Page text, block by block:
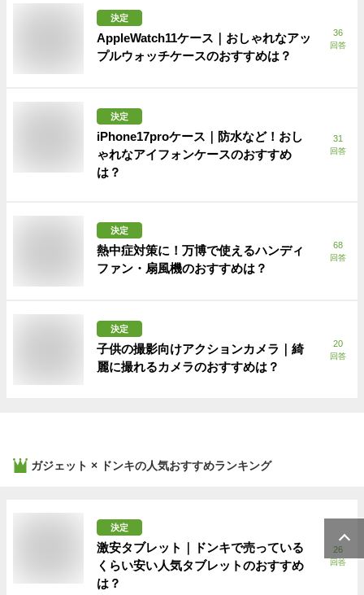
決定
AppleWatch11ケース｜おしゃれなアッ
プルウォッチケースのおすすめは？
36
回答
決定
iPhone17proケース｜防水など！おし
ゃれなアイフォンケースのおすすめ
は？
31
回答
決定
熱中症対策に！万博で使えるハンディ
ファン・扇風機のおすすめは？
68
回答
決定
子供の撮影向けアクションカメラ｜綺
麗に撮れるカメラのおすすめは？
20
回答
ガジェット × ドンキの人気おすすめランキング
決定
激安タブレット｜ドンキで売っている
くらい安い人気タブレットのおすすめ
は？
26
回答